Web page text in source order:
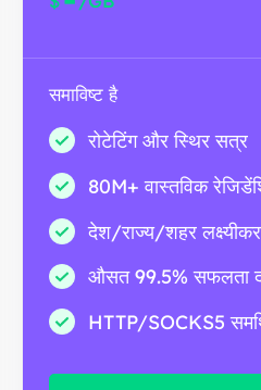
समाविष्ट है
रोटेटिंग और स्थिर सत्र
80M+ वास्तविक
देश/राज्य/शहर
औसत 99.5% सफलता
HTTP/SOCKS5